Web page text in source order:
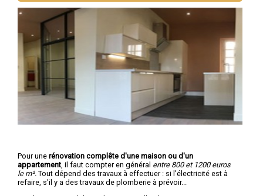
Pour une rénovation complête d'une maison ou d'un
appartement , il faut compter en général entre 800 et 1200 euros
le m². Tout dépend des travaux à effectuer : si l'électricité est à
refaire, s'il y a des travaux de plomberie à prévoir...